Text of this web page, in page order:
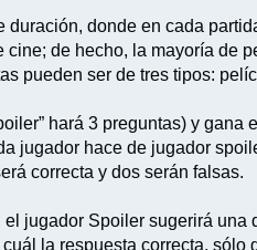
duración, donde en cada
cine; de hecho, la mayoría
pueden ser de tres tipos:
hará 3 preguntas) y
jugador hace de jugador
correcta y dos serán falsas.
jugador Spoiler sugerirá
la respuesta correcta,